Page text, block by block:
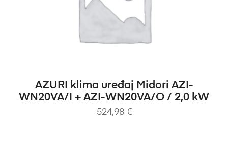
DODAJ U KOŠARICU
AZURI klima uređaj Midori AZI-
WN20VA/I + AZI-WN20VA/O / 2,0 kW
524,98 €